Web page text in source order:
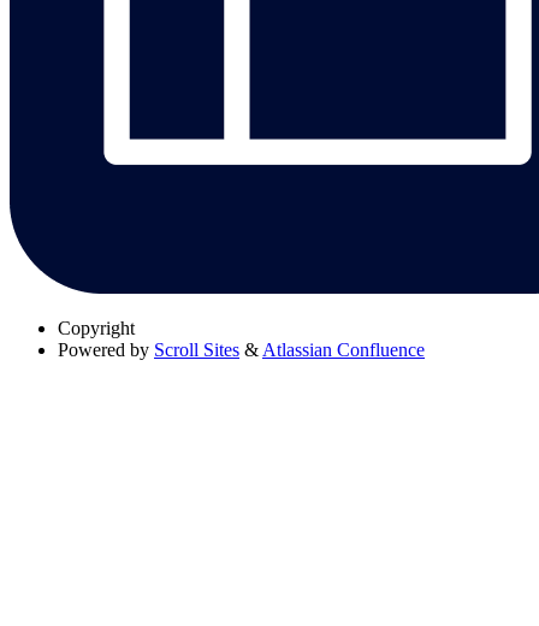
Copyright
Powered by Scroll Sites & Atlassian Confluence